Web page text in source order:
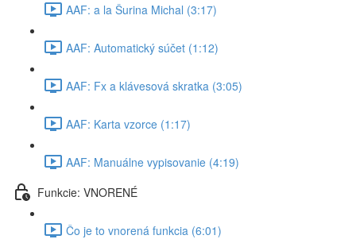
AAF: a la Šurina Michal (3:17)
AAF: Automatický súčet (1:12)
AAF: Fx a klávesová skratka (3:05)
AAF: Karta vzorce (1:17)
AAF: Manuálne vypisovanie (4:19)
Funkcie: VNORENÉ
Čo je to vnorená funkcia (6:01)